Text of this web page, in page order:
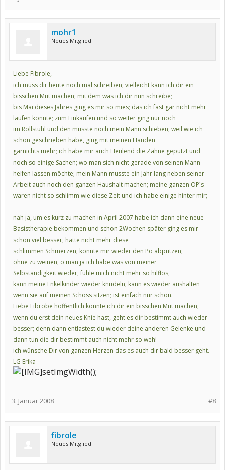
mohr1
Neues Mitglied
Liebe Fibrole,
ich muss dir heute noch mal schreiben; vielleicht kann ich dir ein
bisschen Mut machen; mit dem was ich dir nun schreibe;
bis Mai dieses Jahres ging es mir so mies; das ich fast gar nicht mehr
laufen konnte; zum Einkaufen und so weiter ging nur noch
im Rollstuhl und den musste noch mein Mann schieben; weil wie ich
schon geschrieben habe, ging mit meinen Händen
garnichts mehr; ich habe mir auch Heulend die Zähne geputzt und
noch so einige Sachen; wo man sich nicht gerade von seinen Mann
helfen lassen möchte; mein Mann musste ein Jahr lang neben seiner
Arbeit auch noch den ganzen Haushalt machen; meine ganzen OP´s
waren nicht so schlimm wie diese Zeit und ich habe einige hinter mir;
nah ja, um es kurz zu machen in April 2007 habe ich dann eine neue
Basistherapie bekommen und schon 2Wochen später ging es mir
schon viel besser; hatte nicht mehr diese
schlimmen Schmerzen; konnte mir wieder den Po abputzen;
ohne zu weinen, o man ja ich habe was von meiner
Selbständigkeit wieder; fühle mich nicht mehr so hilflos,
kann meine Enkelkinder wieder knudeln; kann es wieder aushalten
wenn sie auf meinen Schoss sitzen; ist einfach nur schön.
Liebe Fibrobe hoffentlich konnte ich dir ein bisschen Mut machen;
wenn du erst dein neues Knie hast, geht es dir bestimmt auch wieder
besser; denn dann entlastest du wieder deine anderen Gelenke und
dann tun die dir bestimmt auch nicht mehr so weh!
ich wünsche Dir von ganzen Herzen das es auch dir bald besser geht.
LG Erika
setImgWidth();
#8
3. Januar 2008
fibrole
Neues Mitglied